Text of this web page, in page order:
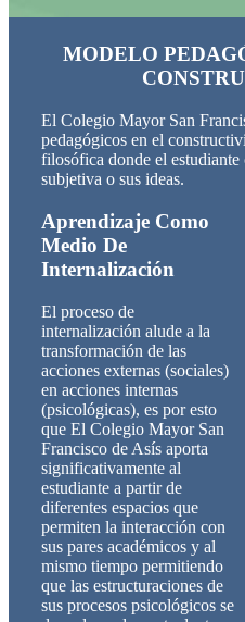
MODELO
El Colegio Mayor San
pedagógicos en el
filosófica donde el
subjetiva o sus ideas.
Aprendizaje Como
Medio De
Internalización
El proceso de
internalización alude a la
transformación de las
acciones externas (sociales)
en acciones internas
(psicológicas), es por esto
que El Colegio Mayor San
Francisco de Asís aporta
significativamente al
estudiante a partir de
diferentes espacios que
permiten la interacción con
sus pares académicos y al
mismo tiempo permitiendo
que las estructuraciones de
sus procesos psicológicos se